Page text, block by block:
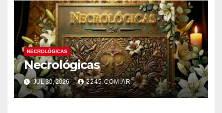
NECROLÓGICAS
Necrológicas
JUL 30, 2026 2245.COM.AR